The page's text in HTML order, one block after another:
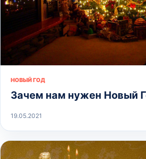
НОВЫЙ ГОД
Зачем нам нужен Новый
19.05.2021